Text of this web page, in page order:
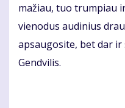
mažiau, tuo trumpiau
vienodus audinius
apsaugosite, bet dar ir
Gendvilis.